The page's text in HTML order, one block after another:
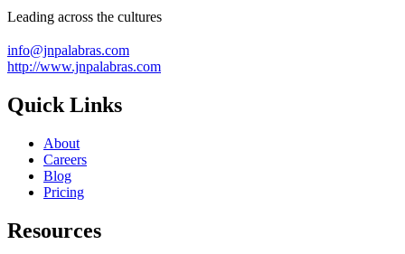
Leading across the cultures
info@jnpalabras.com
http://www.jnpalabras.com
Quick Links
About
Careers
Blog
Pricing
Resources